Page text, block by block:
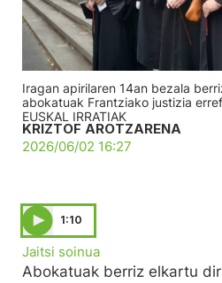
Iragan apirilaren 14an bezala
abokatuak Frantziako justizia
EUSKAL IRRATIAK
KRIZTOF AROTZARENA
2026/06/02 16:27
1:10
Jaitsi soinua
Abokatuak berriz elkartu